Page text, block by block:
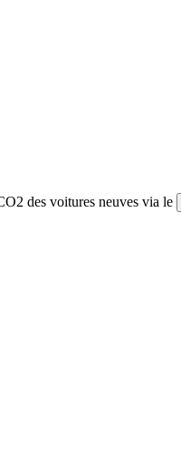
des voitures neuves via le